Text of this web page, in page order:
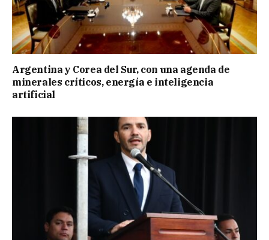
Argentina y Corea del Sur, con una agenda de
minerales críticos, energía e inteligencia
artificial